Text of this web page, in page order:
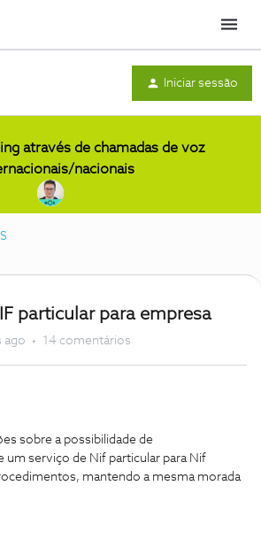
Menu
Iniciar sessão
através de chamadas de voz
nacionais
particular para empresa
ago 14 comentários
sobre a possibilidade de
um serviço de Nif particular para Nif
mantendo a mesma morada